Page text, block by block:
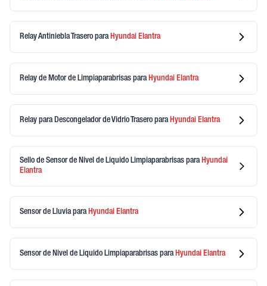
Relay Antiniebla Trasero para Hyundai Elantra
Relay de Motor de Limpiaparabrisas para Hyundai Elantra
Relay para Descongelador de Vidrio Trasero para Hyundai Elantra
Sello de Sensor de Nivel de Liquido Limpiaparabrisas paraHyundai
Elantra
Sensor de Lluviapara Hyundai Elantra
Sensor de Nivel de Liquido Limpiaparabrisas para Hyundai Elantra